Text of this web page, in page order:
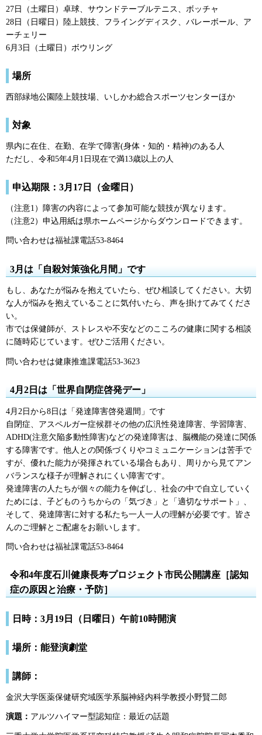
27日（土曜日）卓球、サウンドテーブルテニス、ボッチャ
28日（日曜日）陸上競技、フライングディスク、バレーボール、ア
ーチェリー
6月3日（土曜日）ボウリング
場所
西部緑地公園陸上競技場、いしかわ総合スポーツセンターほか
対象
県内に在住、在勤、在学で障害(身体・知的・精神)のある人
ただし、令和5年4月1日現在で満13歳以上の人
申込期限：3月17日（金曜日）
（注意1）障害の内容によって参加可能な競技が異なります。
（注意2）申込用紙は県ホームページからダウンロードできます。
問い合わせは福祉課電話53-8464
3月は「自殺対策強化月間」です
もし、あなたが悩みを抱えていたら、ぜひ相談してください。大切
な人が悩みを抱えていることに気付いたら、声を掛けてみてくださ
い。
市では保健師が、ストレスや不安などのこころの健康に関する相談
に随時応じています。ぜひご活用ください。
問い合わせは健康推進課電話53-3623
4月2日は「世界自閉症啓発デー」
4月2日から8日は「発達障害啓発週間」です
自閉症、アスペルガー症候群その他の広汎性発達障害、学習障害、
ADHD(注意欠陥多動性障害)などの発達障害は、脳機能の発達に関係
する障害です。他人との関係づくりやコミュニケーションは苦手で
すが、優れた能力が発揮されている場合もあり、周りから見てアン
バランスな様子が理解されにくい障害です。
発達障害の人たちが個々の能力を伸ばし、社会の中で自立していく
ためには、子どものうちからの「気づき」と「適切なサポート」、
そして、発達障害に対する私たち一人一人の理解が必要です。皆さ
んのご理解とご配慮をお願いします。
問い合わせは福祉課電話53-8464
令和4年度石川健康長寿プロジェクト市民公開講座［認知
症の原因と治療・予防］
日時：3月19日（日曜日）午前10時開演
場所：能登演劇堂
講師：
金沢大学医薬保健研究域医学系脳神経内科学教授小野賢二郎
演題： アルツハイマー型認知症：最近の話題